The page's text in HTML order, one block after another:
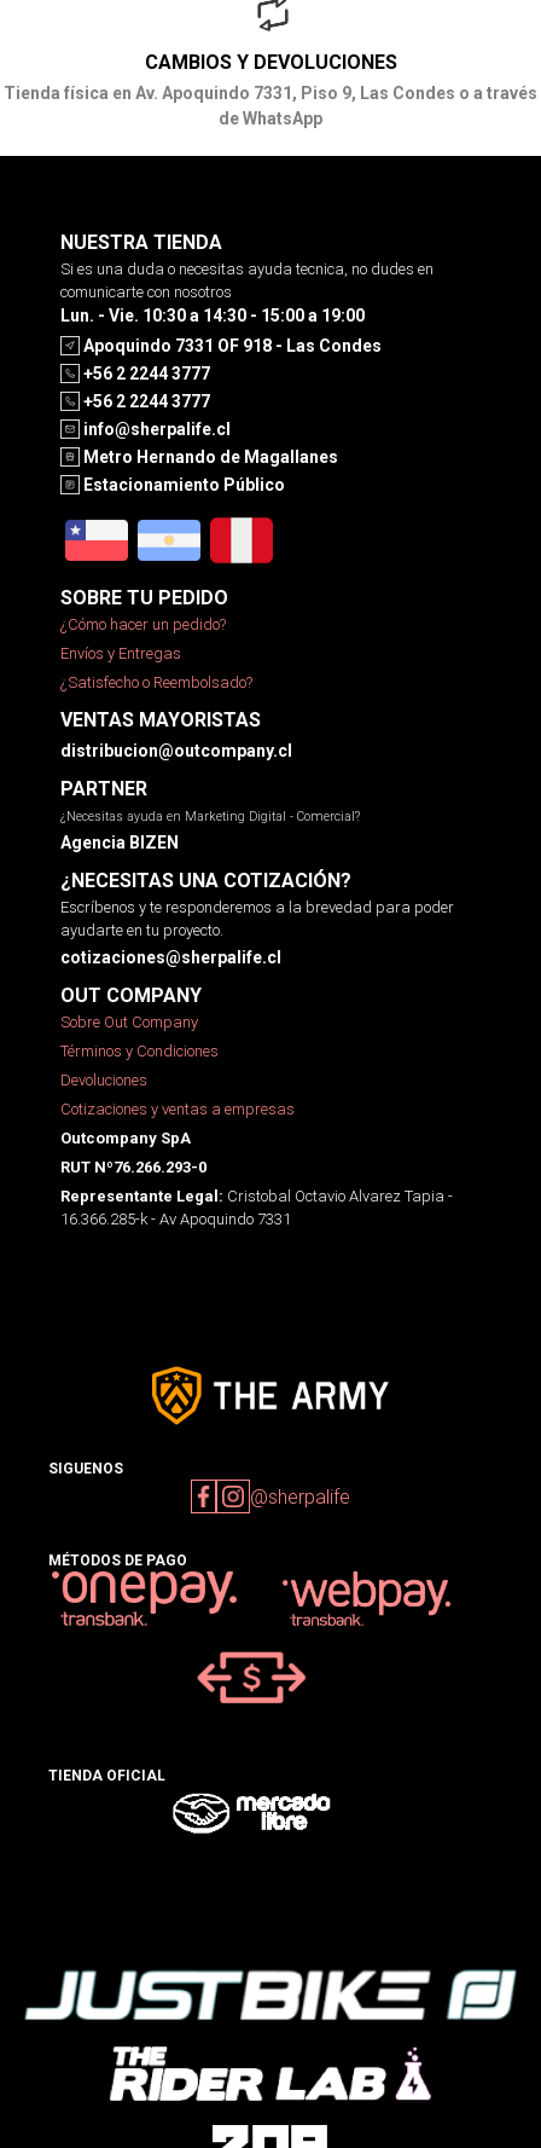
CAMBIOS Y DEVOLUCIONES
Tienda física en Av. Apoquindo 7331, Piso 9, Las Condes o a través
de WhatsApp
NUESTRA TIENDA
Si es una duda o necesitas ayuda tecnica, no dudes en
comunicarte con nosotros
Lun. - Vie. 10:30 a 14:30 - 15:00 a 19:00
Apoquindo 7331 OF 918 - Las Condes
+56 2 2244 3777
+56 2 2244 3777
info@sherpalife.cl
Metro Hernando de Magallanes
Estacionamiento Público
SOBRE TU PEDIDO
¿Cómo hacer un pedido?
Envíos y Entregas
¿Satisfecho o Reembolsado?
VENTAS MAYORISTAS
distribucion@outcompany.cl
PARTNER
¿Necesitas ayuda en Marketing Digital - Comercial?
Agencia BIZEN
¿NECESITAS UNA COTIZACIÓN?
Escríbenos y te responderemos a la brevedad para poder
ayudarte en tu proyecto.
cotizaciones@sherpalife.cl
OUT COMPANY
Sobre Out Company
Términos y Condiciones
Devoluciones
Cotizaciones y ventas a empresas
Outcompany SpA
RUT Nº76.266.293-0
Representante Legal: Cristobal Octavio Alvarez Tapia -
16.366.285-k - Av Apoquindo 7331
SIGUENOS
@sherpalife
MÉTODOS DE PAGO
TIENDA OFICIAL